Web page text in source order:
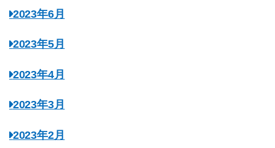
2023年6月
2023年5月
2023年4月
2023年3月
2023年2月